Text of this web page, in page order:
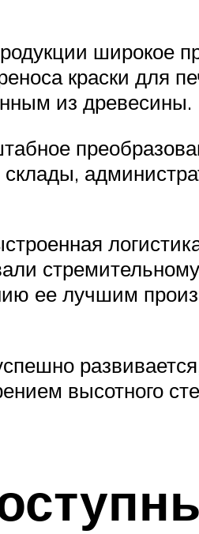
широкое
краски для
из древесины.
ее лучшим
высотного